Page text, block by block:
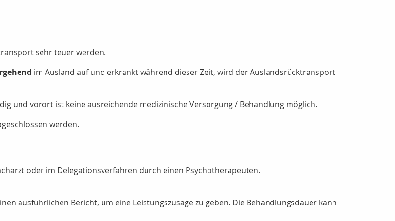
sehr teuer werden.
im Ausland auf und erkrankt während dieser Zeit, wird der Auslandsrücktransport
und vorort ist keine ausreichende medizinische Versorgung / Behandlung möglich.
werden.
oder im Delegationsverfahren durch einen Psychotherapeuten.
ausführlichen Bericht, um eine Leistungszusage zu geben. Die Behandlungsdauer kann